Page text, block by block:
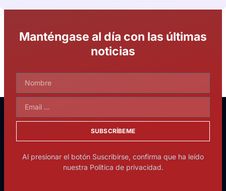
Manténgase al día con las últimas
noticias
SUBSCRÍBEME
Al presionar el botón Suscribirse, confirma que ha leído
nuestra Política de privacidad.